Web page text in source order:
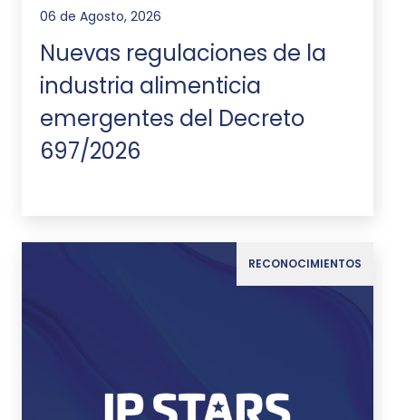
06 de Agosto, 2026
Nuevas regulaciones de la
industria alimenticia
emergentes del Decreto
697/2026
RECONOCIMIENTOS